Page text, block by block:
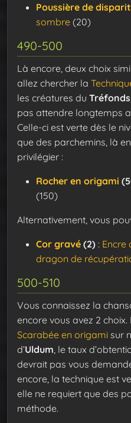
Poussière de
sombre (20)
490-500
Là encore, deux choix
allez chercher la
les créatures du Tréfonds
pas attendre longtemps
Celle-ci est verte dès le
que des parchemins, là
privilégier :
Rocher en origami
(150)
Alternativement, vous
Cor gravé (2) : Encre
dragon de
500-510
Vous connaissez la
encore vous avez 2 choix.
Scarabée en origami sur
d’Uldum , le taux
devrait pas vous
encore, la technique est
elle ne requiert que des
méthode.